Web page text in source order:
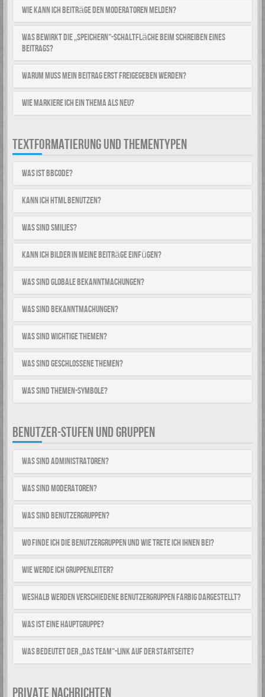
Wie kann ich Beiträge den Moderatoren melden?
Was bewirkt die „Speichern“-Schaltfläche beim Schreiben eines
Beitrags?
Warum muss mein Beitrag erst freigegeben werden?
Wie markiere ich ein Thema als neu?
TEXTFORMATIERUNG UND THEMENTYPEN
Was ist BBCode?
Kann ich HTML benutzen?
Was sind Smilies?
Kann ich Bilder in meine Beiträge einfügen?
Was sind globale Bekanntmachungen?
Was sind Bekanntmachungen?
Was sind wichtige Themen?
Was sind geschlossene Themen?
Was sind Themen-Symbole?
BENUTZER-STUFEN UND GRUPPEN
Was sind Administratoren?
Was sind Moderatoren?
Was sind Benutzergruppen?
Wo finde ich die Benutzergruppen und wie trete ich ihnen bei?
Wie werde ich Gruppenleiter?
Weshalb werden verschiedene Benutzergruppen farbig dargestellt?
Was ist eine Hauptgruppe?
Was bedeutet der „Das Team“-Link auf der Startseite?
PRIVATE NACHRICHTEN